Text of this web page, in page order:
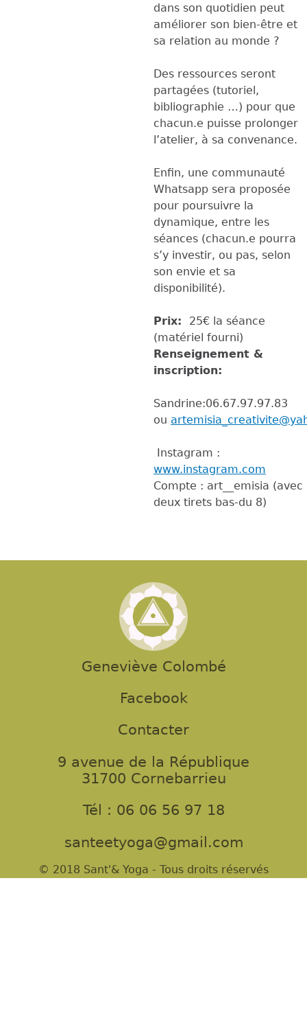
dans son quotidien peut
améliorer son bien-être et
sa relation au monde ?
Des ressources seront
partagées (tutoriel,
bibliographie …) pour que
chacun.e puisse prolonger
l’atelier, à sa convenance.
Enfin, une communauté
Whatsapp sera proposée
pour poursuivre la
dynamique, entre les
séances (chacun.e pourra
s’y investir, ou pas, selon
son envie et sa
disponibilité).
Prix:
25€ la séance
(matériel fourni)
Renseignement &
inscription:
Sandrine:06.67.97.97.83
ou
Instagram :
www.instagram.com
Compte : art__emisia (avec
deux tirets bas-du 8)
Geneviève Colombé
Facebook
Contacter
9 avenue de la République
31700 Cornebarrieu
Tél : 06 06 56 97 18
santeetyoga@gmail.com
© 2018 Sant'& Yoga - Tous droits réservés